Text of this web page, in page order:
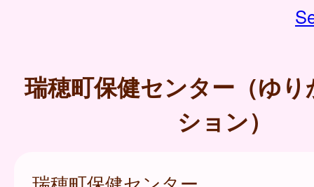
瑞穂町保健センター（ゆ
ション）